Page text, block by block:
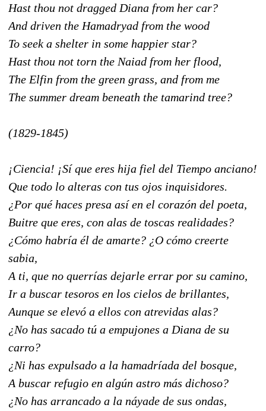
Hast thou not dragged Diana from her car?
And driven the Hamadryad from the wood
To seek a shelter in some happier star?
Hast thou not torn the Naiad from her flood,
The Elfin from the green grass, and from me
The summer dream beneath the tamarind tree?
(1829-1845)
¡Ciencia! ¡Sí que eres hija fiel del Tiempo anciano!
Que todo lo alteras con tus ojos inquisidores.
¿Por qué haces presa así en el corazón del poeta,
Buitre que eres, con alas de toscas realidades?
¿Cómo habría él de amarte? ¿O cómo creerte
sabia,
A ti, que no querrías dejarle errar por su camino,
Ir a buscar tesoros en los cielos de brillantes,
Aunque se elevó a ellos con atrevidas alas?
¿No has sacado tú a empujones a Diana de su
carro?
¿Ni has expulsado a la hamadríada del bosque,
A buscar refugio en algún astro más dichoso?
¿No has arrancado a la náyade de sus ondas,